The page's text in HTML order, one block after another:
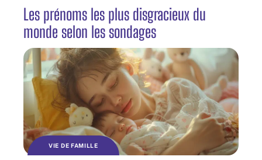
Les prénoms les plus disgracieux du
monde selon les sondages
VIE DE FAMILLE